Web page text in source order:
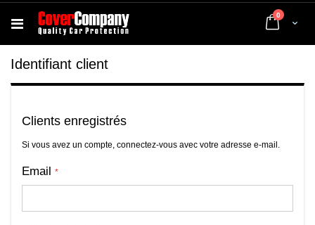
Cart
0 articles
Identifiant client
Clients enregistrés
Si vous avez un compte, connectez-vous avec votre adresse e-mail.
Email